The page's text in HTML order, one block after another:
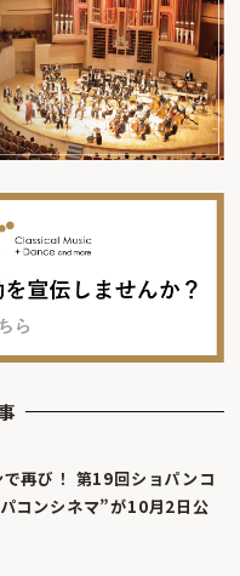
再び！ 第19回ショパンコ
コンシネマ”が10月2日公